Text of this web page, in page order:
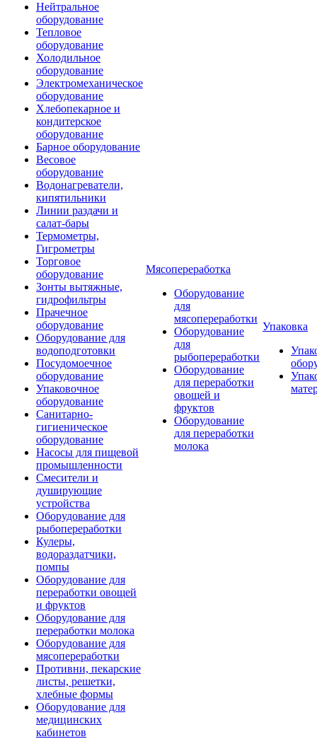
Нейтральное
оборудование
Тепловое
оборудование
Холодильное
оборудование
Электромеханическое
оборудование
Хлебопекарное и
кондитерское
оборудование
Барное оборудование
Весовое
оборудование
Водонагреватели,
кипятильники
Линии раздачи и
салат-бары
Термометры,
Гигрометры
Торговое
оборудование
Зонты вытяжные,
гидрофильтры
Прачечное
оборудование
Оборудование для
водоподготовки
Посудомоечное
оборудование
Упаковочное
оборудование
Санитарно-
гигиеническое
оборудование
Насосы для пищевой
промышленности
Смесители и
душирующие
устройства
Оборудование для
рыбопереработки
Кулеры,
водораздатчики,
помпы
Оборудование для
переработки овощей
и фруктов
Оборудование для
переработки молока
Оборудование для
мясопереработки
Противни, пекарские
листы, решетки,
хлебные формы
Оборудование для
медицинских
кабинетов
Мясопереработка
Оборудование
для
мясопереработки
Оборудование
для
рыбопереработки
Оборудование
для переработки
овощей и
фруктов
Оборудование
для переработки
молока
Упаковка